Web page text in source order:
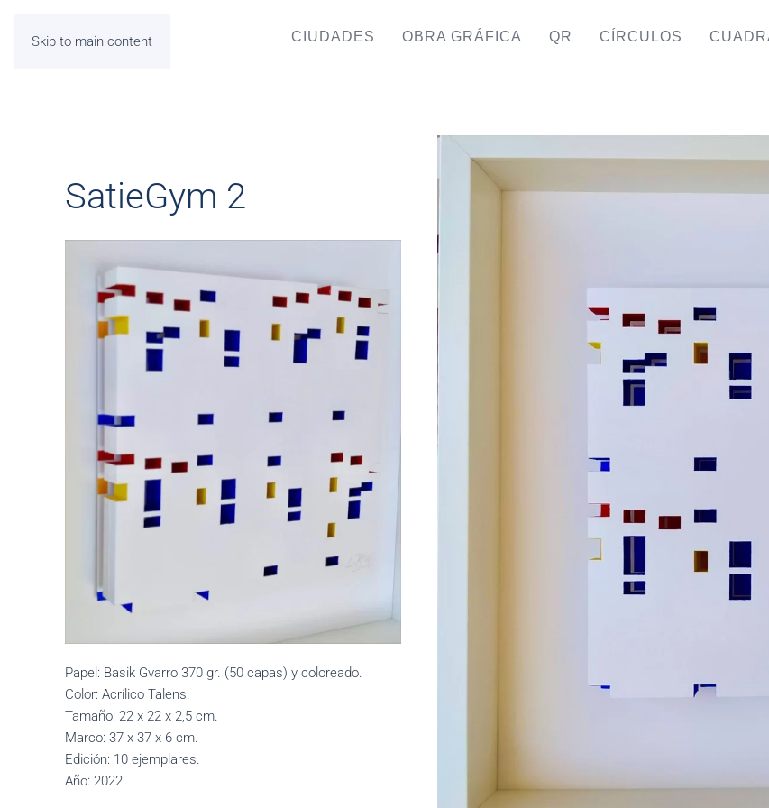
Skip to main content CIUDADES OBRA GRÁFICA QR CÍRCULOS
SatieGym 2
Papel: Basik Gvarro 370 gr. (50 capas) y coloreado.
Color: Acrílico Talens.
Tamaño: 22 x 22 x 2,5 cm.
Marco: 37 x 37 x 6 cm.
Edición: 10 ejemplares.
Año: 2022.